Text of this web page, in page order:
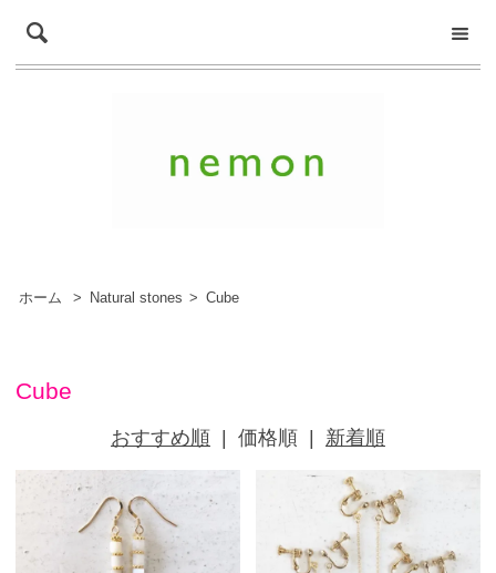
ホーム > Natural stones > Cube
Cube
おすすめ順 | 価格順 | 新着順